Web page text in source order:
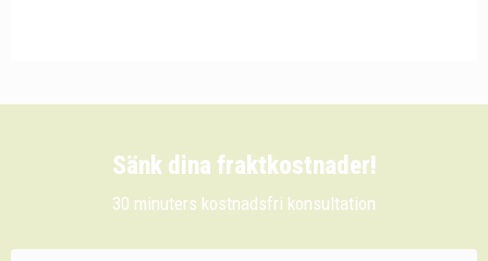
Sänk dina fraktkostnader!
30 minuters kostnadsfri konsultation